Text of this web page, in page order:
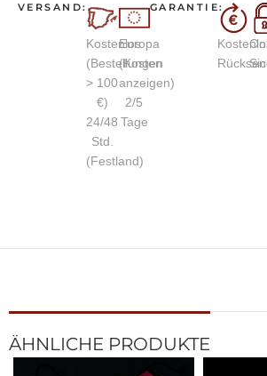
VERSAND:
Kostenlos
(Bestellungen
> 100
€)
24/48
Std.
(Festland)
Europa
(Kosten
anzeigen)
2/5
Tage
GARANTIE:
ÄHNLICHE PRODUKTE